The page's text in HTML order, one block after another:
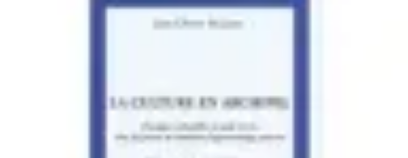
Apprendre Rubik Cube
ApprentissageTechniques
Apprendre Rubik Cube